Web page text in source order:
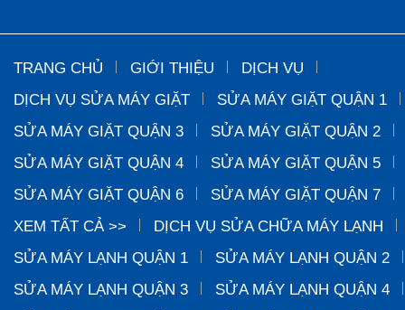
TRANG CHỦ GIỚI THIỆU
DỊCH VỤ
DỊCH VỤ SỬA MÁY GIẶT
SỬA MÁY GIẶT QUẬN 1
SỬA MÁY GIẶT QUẬN 3
SỬA MÁY GIẶT QUẬN 2
SỬA MÁY GIẶT QUẬN 4
SỬA MÁY GIẶT QUẬN 5
SỬA MÁY GIẶT QUẬN 6
SỬA MÁY GIẶT QUẬN 7
XEM TẤT CẢ >>
DỊCH VỤ SỬA CHỮA MÁY LẠNH
SỬA MÁY LẠNH QUẬN 1
SỬA MÁY LẠNH QUẬN 2
SỬA MÁY LẠNH QUẬN 3
SỬA MÁY LẠNH QUẬN 4